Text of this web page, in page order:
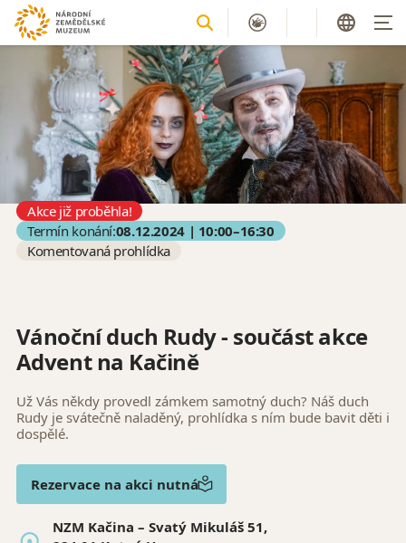
Akce již proběhla!
Termín konání:08.12.2024 | 10:00–16:30
Komentovaná prohlídka
Vánoční duch Rudy - součást akce
Advent na Kačině
Už Vás někdy provedl zámkem samotný duch? Náš duch
Rudy je svátečně naladěný, prohlídka s ním bude bavit děti i
dospělé.
Rezervace na akci nutná
NZM Kačina – Svatý Mikuláš 51,